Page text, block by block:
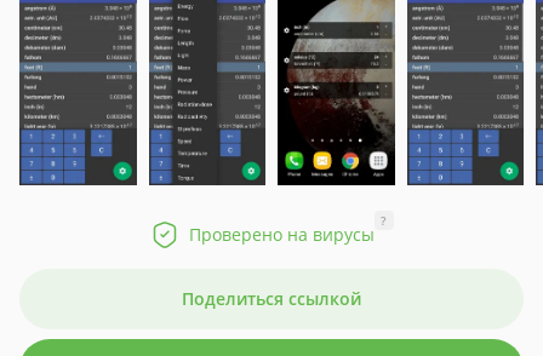
Проверено на вирусы
?
Поделиться ссылкой